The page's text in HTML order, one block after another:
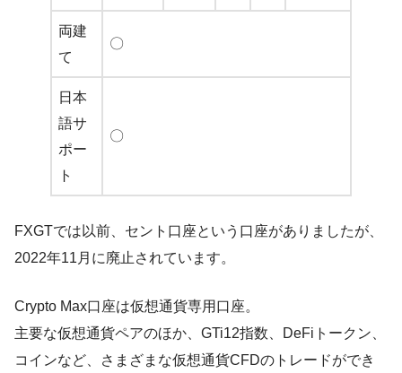
両建
て
〇
日本
語サ
ポー
ト
〇
FXGTでは以前、セント口座という口座がありましたが、
2022年11月に廃止されています。
Crypto Max口座は仮想通貨専用口座。
主要な仮想通貨ペアのほか、GTi12指数、DeFiトークン、
コインなど、さまざまな仮想通貨CFDのトレードができ